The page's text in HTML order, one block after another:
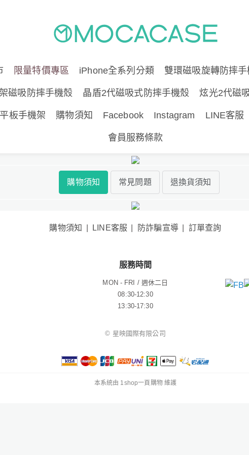
限量特價專區 iPhone全系列分類 雙環磁吸旋轉防摔
磁吸防摔手機殼 晶盾2代磁吸式防摔手機殼 炫光2代磁
板手機架 購物須知 Facebook Instagram LINE客服
會員服務條款
購物須知 常見問題 退換貨須知
購物須知 LINE客服 防詐騙宣導 訂單查詢
服務時間
MON - FRI / 週休二日
08:30-12:30
13:30-17:30
© 星映國際有限公司
本系統由 1shop一頁購物維護